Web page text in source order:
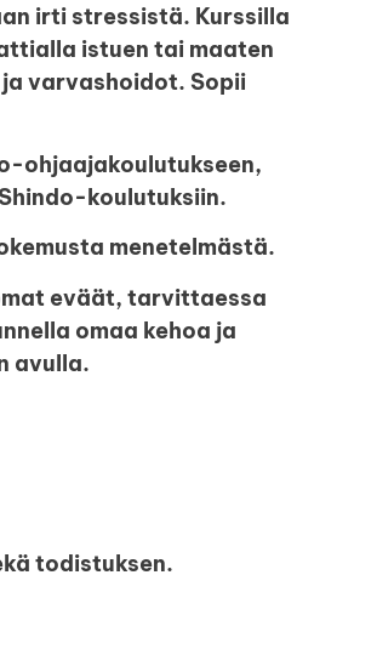
irti stressistä. Kurssilla
istuen tai maaten
varvashoidot. Sopii
ohjaajakoulutukseen,
koulutuksiin.
menetelmästä.
eväät, tarvittaessa
omaa kehoa ja
avulla.
todistuksen.